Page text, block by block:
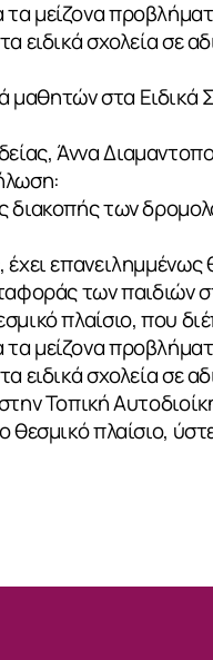
μείζονα
ειδικά σχολεία σε
στα Ειδικά
Άννα
διακοπής των
επανειλημμένως
των παιδιών
πλαίσιο, που
μείζονα
ειδικά σχολεία σε
Τοπική
θεσμικό πλαίσιο,